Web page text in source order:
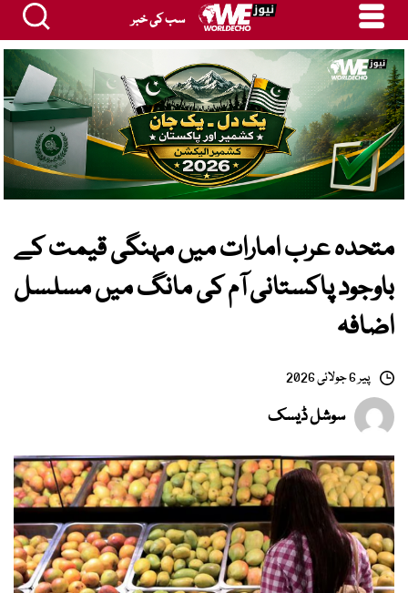
سب کی خبر
متحدہ عرب امارات میں مہنگی قیمت کے
باوجود پاکستانی آم کی مانگ میں مسلسل
اضافہ
پیر 6 جولائی 2026
سوشل ڈیسک